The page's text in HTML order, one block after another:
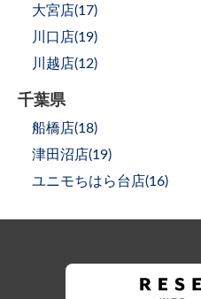
大宮店(17)
川口店(19)
川越店(12)
千葉県
船橋店(18)
津田沼店(19)
ユニモちはら台店(16)